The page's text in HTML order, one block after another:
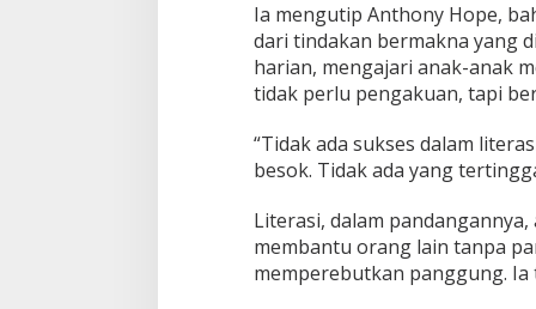
Ia mengutip Anthony Hope,
dari tindakan bermakna yang
harian, mengajari anak-anak
tidak perlu pengakuan, tapi
“Tidak ada sukses dalam
besok. Tidak ada yang
Literasi, dalam
membantu orang lain tanpa
memperebutkan panggung. Ia